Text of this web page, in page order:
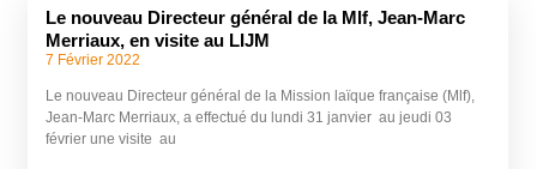
Le nouveau Directeur général de la Mlf, Jean-Marc
Merriaux, en visite au LIJM
7 Février 2022
Le nouveau Directeur général de la Mission laïque française (Mlf),
Jean-Marc Merriaux, a effectué du lundi 31 janvier au jeudi 03
février une visite au